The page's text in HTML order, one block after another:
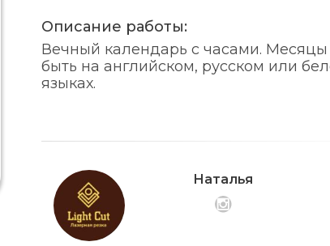
Описание работы:
Вечный календарь с часами. Месяцы
быть на английском, русском или
языках.
Наталья